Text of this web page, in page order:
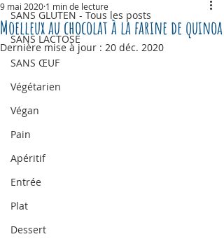
SANS GLUTEN - Tous les posts
SANS LACTOSE
SANS ŒUF
Végétarien
Végan
Pain
Apéritif
Entrée
Plat
Dessert
Moelleux au chocolat à la farine de quinoa
9 mai 2020 1 min de lecture
Dernière mise à jour : 20 déc. 2020